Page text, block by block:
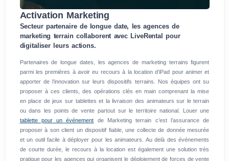
Activation Marketing
Secteur partenaire de longue date, les agences de
marketing terrain collaborent avec LiveRental pour
digitaliser leurs actions.
Partenaires de longue dates, les agences de marketing terrains figurent
parmi les premières à avoir eu recours à la location d’iPad pour animer et
apporter de l’innovation sur leurs dispositifs terrains. Nos équipes ont su
proposer à ces clients, des opérations clés en main comprenant la mise
en place de jeux sur tablettes et la livraison des animateurs sur le terrain
ou dans les points de vente partout sur le territoire national. Louer une
tablette pour un événement de Marketing terrain c’est l’assurance de
proposer à son client un dispositif fiable, une collecte de donnée mesurée
et un outil facile à déployer pour les animateurs. Au delà des événements
de courte durée, le recours à la location est également une solution très
pratique pour les agences qui organisent le déploiement de forces de vente